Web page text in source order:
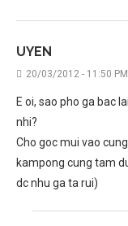
UYEN
20/03/2012 - 11:50 PM
E oi, sao pho ga bac
nhi?
Cho goc mui vao
kampong cung tam
dc nhu ga ta rui)